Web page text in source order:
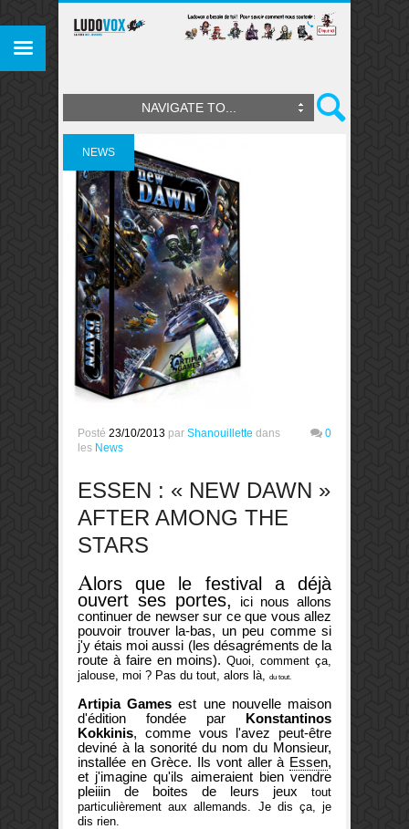
NAVIGATE TO...
NEWS
Posté 23/10/2013 par Shanouillette dans
les News
0
ESSEN : « NEW DAWN »
AFTER AMONG THE
STARS
Alors que le festival a déjà
ouvert ses portes,
ici nous allons
continuer de newser sur ce que vous allez
pouvoir trouver la-bas, un peu comme si
j'y étais moi aussi (les désagréments de la
route à faire en moins).Quoi, comment ça,
jalouse, moi ? Pas du tout, alors là, du tout.
Artipia Games est une nouvelle maison
d'édition fondée par Konstantinos
Kokkinis, comme vous l'avez peut-être
deviné à la sonorité du nom du Monsieur,
installée en Grèce. Ils vont aller à Essen,
et j'imagine qu'ils aimeraient bien vendre
pleiiin de boites de leurs jeux tout
particulièrement aux allemands. Je dis ça, je
dis rien.